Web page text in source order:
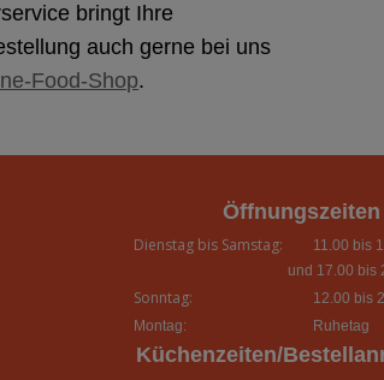
bringt Ihre
auch gerne bei uns
Food-Shop.
Öffnungszeiten
Dienstag bis Samstag:
11.00 bis
und 17.00 bis
Sonntag:
12.00 bis
Montag:
Ruhetag
Küchenzeiten/